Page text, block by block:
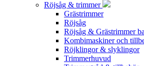
Röjsåg & trimmer
Grästrimmer
Röjsåg
Röjsåg & Grästrimmer
Kombimaskiner och
Röjklingor & slyklingor
Trimmerhuvud